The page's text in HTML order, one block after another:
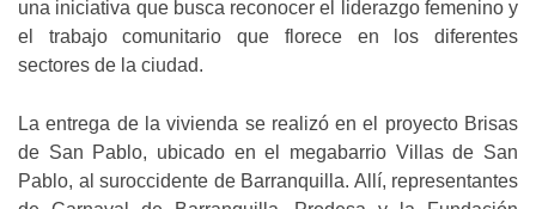
una iniciativa que busca reconocer el liderazgo femenino y
el trabajo comunitario que florece en los diferentes
sectores de la ciudad.
La entrega de la vivienda se realizó en el proyecto Brisas
de San Pablo, ubicado en el megabarrio Villas de San
Pablo, al suroccidente de Barranquilla. Allí, representantes